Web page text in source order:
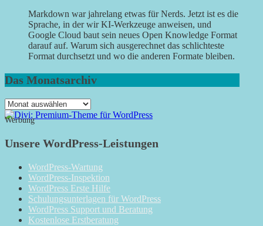
Markdown war jahrelang etwas für Nerds. Jetzt ist es die
Sprache, in der wir KI-Werkzeuge anweisen, und
Google Cloud baut sein neues Open Knowledge Format
darauf auf. Warum sich ausgerechnet das schlichteste
Format durchsetzt und wo die anderen Formate bleiben.
Das Monatsarchiv
Das
Monatsarchiv
Werbung
Unsere WordPress-Leistungen
WordPress-Wartung
WordPress-Inspektion
WordPress Erste Hilfe
Schulungsunterlagen für WordPress
WordPress Support und Beratung
Kostenlose Erstberatung